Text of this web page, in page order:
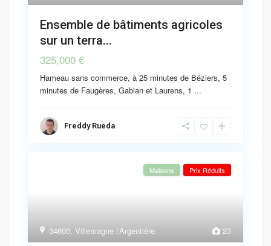
Ensemble de bâtiments agricoles
sur un terra...
325,000 €
Hameau sans commerce, à 25 minutes de Béziers, 5
minutes de Faugères, Gabian et Laurens, 1 ...
Freddy Rueda
23
34600,Villemagne l’Argentière
Maisons Prix Réduits